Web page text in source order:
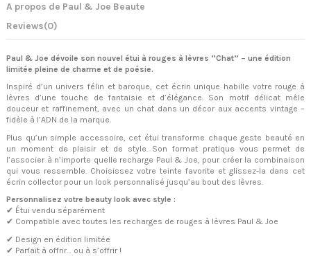
A propos de Paul & Joe Beaute
Reviews(0)
Paul & Joe dévoile son nouvel étui à rouges à lèvres “Chat” – une édition
limitée pleine de charme et de poésie.
Inspiré d’un univers félin et baroque, cet écrin unique habille votre rouge à
lèvres d’une touche de fantaisie et d’élégance. Son motif délicat mêle
douceur et raffinement, avec un chat dans un décor aux accents vintage –
fidèle à l’ADN de la marque.
Plus qu’un simple accessoire, cet étui transforme chaque geste beauté en
un moment de plaisir et de style. Son format pratique vous permet de
l’associer à n’importe quelle recharge Paul & Joe, pour créer la combinaison
qui vous ressemble. Choisissez votre teinte favorite et glissez-la dans cet
écrin collector pour un look personnalisé jusqu’au bout des lèvres.
Personnalisez votre beauty look avec style :
✔ Étui vendu séparément
✔ Compatible avec toutes les recharges de rouges à lèvres Paul & Joe
✔ Design en édition limitée
✔ Parfait à offrir… ou à s’offrir !